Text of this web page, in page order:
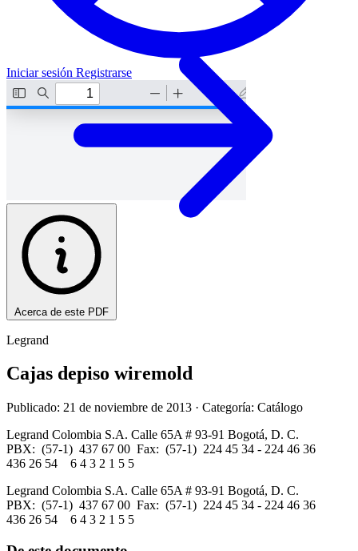
Iniciar sesión Registrarse
Acerca de este PDF
Legrand
Cajas depiso wiremold
Publicado: 21 de noviembre de 2013 · Categoría: Catálogo
Legrand Colombia S.A. Calle 65A # 93-91 Bogotá, D. C.
PBX: (57-1) 437 67 00 Fax: (57-1) 224 45 34 - 224 46 36
436 26 54 6 4 3 2 1 5 5
Legrand Colombia S.A. Calle 65A # 93-91 Bogotá, D. C.
PBX: (57-1) 437 67 00 Fax: (57-1) 224 45 34 - 224 46 36
436 26 54 6 4 3 2 1 5 5